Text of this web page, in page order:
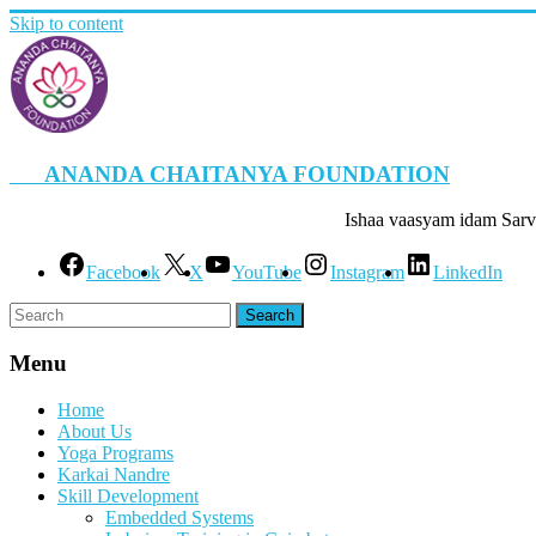
Skip to content
ANANDA CHAITANYA FOUNDATION
Ishaa vaasyam idam
Facebook X YouTube Instagram LinkedIn
Menu
Home
About Us
Yoga Programs
Karkai Nandre
Skill Development
Embedded Systems